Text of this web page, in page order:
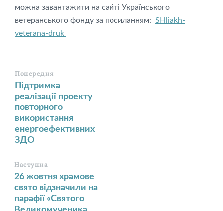
можна завантажити на сайті Українського
ветеранського фонду за посиланням: SHliakh-
veterana-druk
Попередня
Підтримка
реалізації проекту
повторного
використання
енергоефективних
ЗДО
Наступна
26 жовтня храмове
свято відзначили на
парафії «Святого